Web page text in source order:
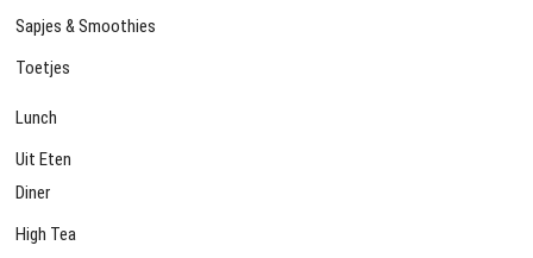
Sapjes & Smoothies
Toetjes
Lunch
Uit Eten
Diner
High Tea